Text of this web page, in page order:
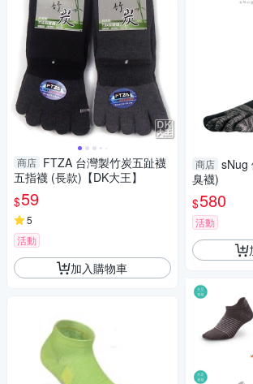
商店 FTZA 台灣製竹炭五趾襪
五指襪 (長款)【DK大王】
$59
5
活動
加入購物車
商店 sNug
臭襪)
$580
活動